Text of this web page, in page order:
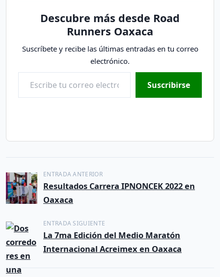
Descubre más desde Road
Runners Oaxaca
Suscríbete y recibe las últimas entradas en tu correo
electrónico.
Escribe tu correo electrónico…
Suscribirse
N
a
v
e
g
a
ENTRADA ANTERIOR
Resultados Carrera IPNONCEK 2022 en
Oaxaca
ENTRADA SIGUIENTE
La 7ma Edición del Medio Maratón
Internacional Acreimex en Oaxaca